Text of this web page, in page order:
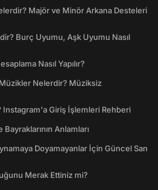
Majör ve Minör Arkana Desteleri
Burç Uyumu, Aşk Uyumu Nasıl
Nasıl Yapılır?
Nelerdir? Müziksiz
Instagram'a Giriş İşlemleri Rehberi
Anlamları
Doyamayanlar İçin Güncel San
Merak Ettiniz mi?